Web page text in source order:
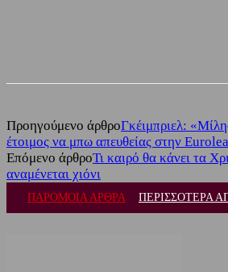
Προηγούμενο άρθροΓκέιμπριελ:
έτοιμος να μπω απευθείας στην
Επόμενο άρθροΤι καιρό θα κάνει τα
αναμένεται χιόνι
ΠΑΡΟΜΟΙΑ ΑΡΘΡΑ ΠΕΡΙΣΣΟΤΕΡΑ